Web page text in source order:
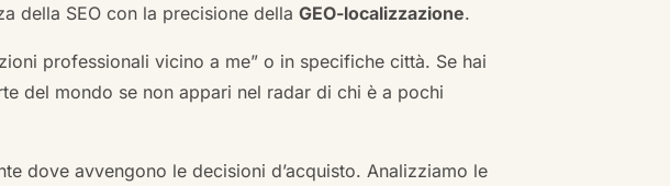
della SEO con la precisione dellaGEO-localizzazione.
professionali vicino a me” o in specifiche città. Se hai
del mondo se non appari nel radar di chi è a pochi
dove avvengono le decisioni d’acquisto. Analizziamo le